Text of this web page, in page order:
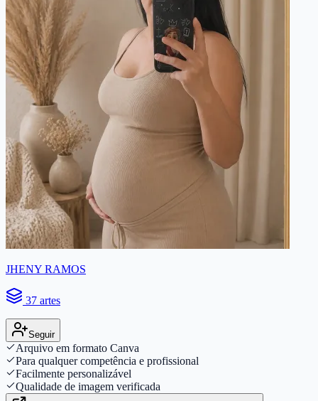
JHENY RAMOS
37 artes
Seguir
Arquivo em formato Canva
Para qualquer competência e profissional
Facilmente personalizável
Qualidade de imagem verificada